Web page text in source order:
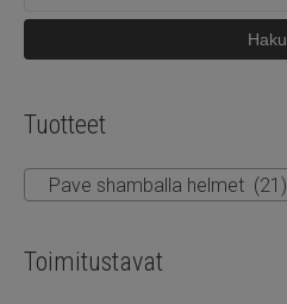
Haku
Tuotteet
Pave shamballa helmet (21)
Toimitustavat